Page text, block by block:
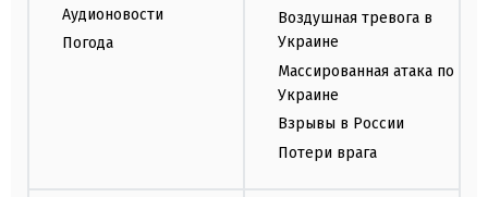
Аудионовости
Погода
Воздушная тревога в
Украине
Массированная атака по
Украине
Взрывы в России
Потери врага